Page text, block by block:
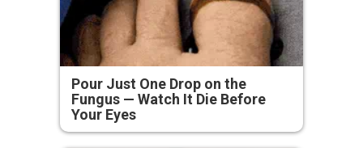
Pour Just One Drop on the
Fungus — Watch It Die Before
Your Eyes